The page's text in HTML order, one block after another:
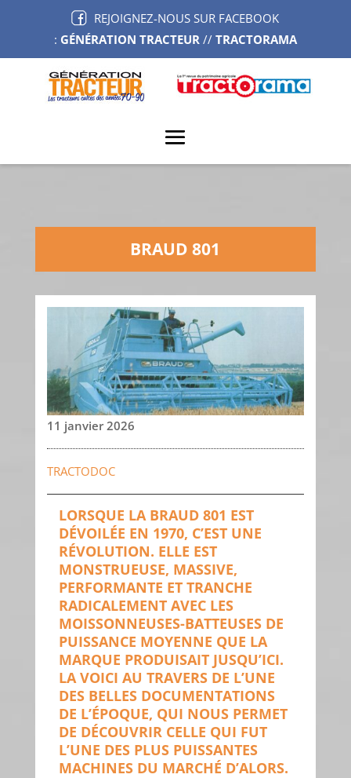
REJOIGNEZ-NOUS SUR FACEBOOK
: GÉNÉRATION TRACTEUR// TRACTORAMA
BRAUD 801
11 janvier 2026
TRACTODOC
LORSQUE LA BRAUD 801 EST
DÉVOILÉE EN 1970, C’EST UNE
RÉVOLUTION. ELLE EST
MONSTRUEUSE, MASSIVE,
PERFORMANTE ET TRANCHE
RADICALEMENT AVEC LES
MOISSONNEUSES-BATTEUSES DE
PUISSANCE MOYENNE QUE LA
MARQUE PRODUISAIT JUSQU’ICI.
LA VOICI AU TRAVERS DE L’UNE
DES BELLES DOCUMENTATIONS
DE L’ÉPOQUE, QUI NOUS PERMET
DE DÉCOUVRIR CELLE QUI FUT
L’UNE DES PLUS PUISSANTES
MACHINES DU MARCHÉ D’ALORS.